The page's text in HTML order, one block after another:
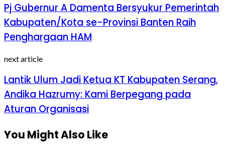
Pj Gubernur A Damenta Bersyukur Pemerintah
Kabupaten/Kota se-Provinsi Banten Raih
Penghargaan HAM
next article
Lantik Ulum Jadi Ketua KT Kabupaten Serang,
Andika Hazrumy: Kami Berpegang pada
Aturan Organisasi
You Might Also Like